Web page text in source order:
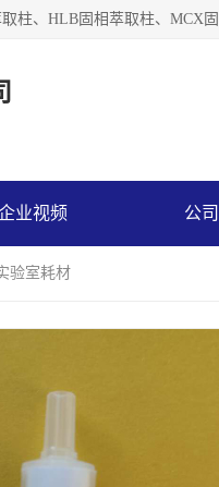
业视频 公
验室耗材